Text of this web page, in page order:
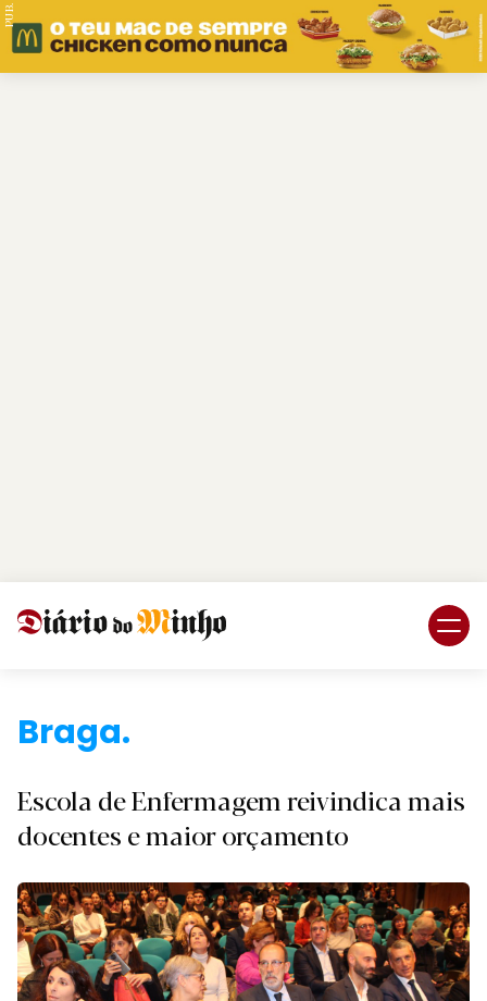
PUB.
Braga.
Escola de Enfermagem reivindica mais
docentes e maior orçamento